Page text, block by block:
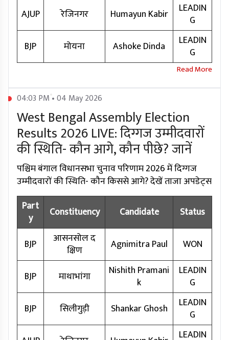
AJUP
रेजिनगर Humayun Kabir
LEADIN
G
BJP
मोयना Ashoke Dinda
LEADIN
G
04:03 PM • 04 May 2026
West Bengal Assembly Election
Results 2026 LIVE: दिग्गज उम्मीदवारों
की स्थिति- कौन आगे, कौन पीछे? जानें
पश्चिम बंगाल विधानसभा चुनाव परिणाम 2026 में दिग्गज
उम्मीदवारों की स्थिति- कौन किससे आगे? देखें ताजा अपडेट्स
Part
y
Constituency Candidate Status
BJP
आसनसोल द
क्षिण
Agnimitra Paul WON
BJP माथाभांगा
Nishith Pramani
k
LEADIN
G
BJP
सिलीगुड़ी Shankar Ghosh
LEADIN
G
LEADIN